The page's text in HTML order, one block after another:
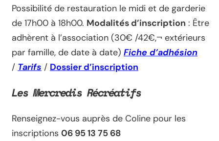
Possibilité de restauration le midi et de garderie
de 17h00 à 18h00. Modalités d’inscription : Être
adhèrent à l’association (30€ /42€‚¬ extérieurs
par famille, de date à date) Fiche d’adhésion
/ Tarifs / Dossier d’inscription
Les Mercredis Récréatifs
Renseignez-vous auprès de Coline pour les
inscriptions 06 95 13 75 68